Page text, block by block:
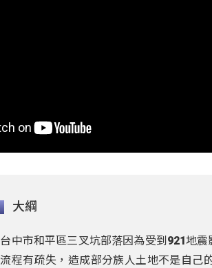
大綱
台中市和平區三叉坑部落因為受到921地
流程有疏失，造成部分族人土地不是自己